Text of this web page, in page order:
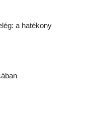
a hatékony